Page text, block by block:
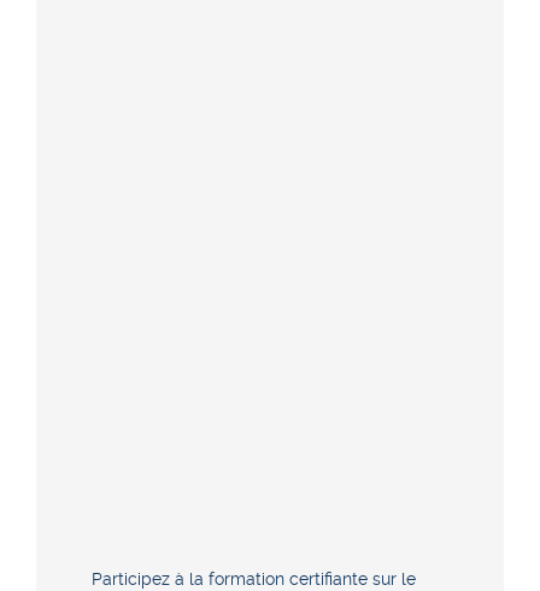
Participez à la formation certifiante sur le